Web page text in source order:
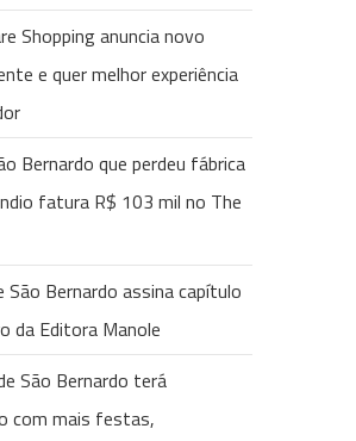
Shopping anuncia novo
e quer melhor experiência
Bernardo que perdeu fábrica
fatura R$ 103 mil no The
São Bernardo assina capítulo
da Editora Manole
São Bernardo terá
com mais festas,